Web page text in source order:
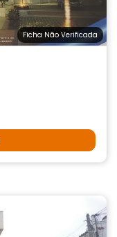
Ficha Não Verificada